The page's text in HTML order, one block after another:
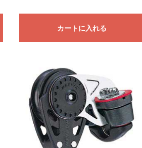
カートに入れる